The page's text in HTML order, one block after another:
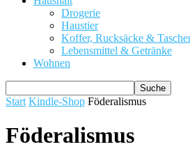
Drogerie
Haustier
Koffer, Rucksäcke &
Lebensmittel & Getränke
Wohnen
Start Kindle-Shop Föderalismus
Föderalismus